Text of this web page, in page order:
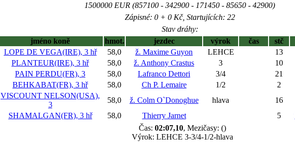
1500000 EUR (857100 - 342900 - 171450 - 85650 - 42900)
Zápisné: 0 + 0 Kč, Startujících: 22
Stav dráhy:
jméno koně hmot. jezdec výrok čas stč
LOPE DE VEGA(IRE), 3 hř 58,0 ž. Maxime Guyon LEHCE
13
PLANTEUR(IRE), 3 hř 58,0 ž. Anthony Crastus 3
10
PAIN PERDU(FR), 3 58,0 Lafranco Dettori 3/4
21
BEHKABAT(FR), 3 hř 58,0 Ch P. Lemaire 1/2
2
VISCOUNT NELSON(USA),
3
58,0 ž. Colm O`Donoghue hlava
16
SHAMALGAN(FR), 3 hř 58,0 Thierry Jarnet 5
Čas: 02:07,10, Mezičasy: ()
Výrok: LEHCE 3-3/4-1/2-hlava